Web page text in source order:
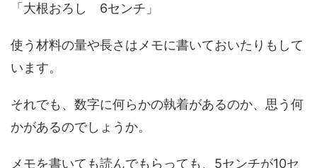
「大根おろし 6センチ」
使う材料の量や長さはメモに書いておいたりもして
います。
それでも、数字に何らかの執着があるのか、思う何
かがあるのでしょうか。
メモを書いても読んでもらっても、5センチが10セ